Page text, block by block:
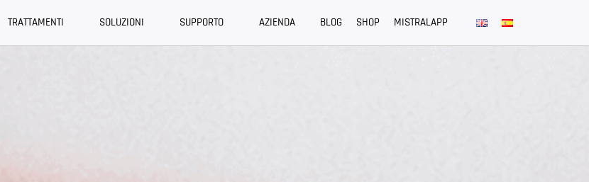
TRATTAMENTI SOLUZIONI SUPPORTO AZIENDA BLOG SHOP MISTRALAPP